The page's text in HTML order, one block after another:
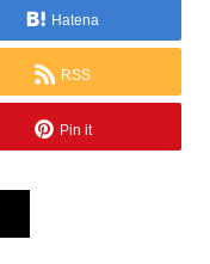
Hatena
RSS
Pin it